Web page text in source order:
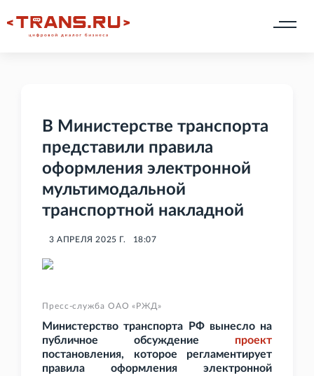
В Министерстве транспорта
представили правила
оформления электронной
мультимодальной
транспортной накладной
3 АПРЕЛЯ 2025 Г. 18:07
Пресс-служба ОАО «РЖД»
Министерство транспорта РФ вынесло на
публичное обсуждение проект
постановления, которое регламентирует
правила оформления электронной